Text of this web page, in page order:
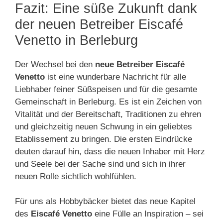
Fazit: Eine süße Zukunft dank
der neuen Betreiber Eiscafé
Venetto in Berleburg
Der Wechsel bei den neue Betreiber Eiscafé
Venetto ist eine wunderbare Nachricht für alle
Liebhaber feiner Süßspeisen und für die gesamte
Gemeinschaft in Berleburg. Es ist ein Zeichen von
Vitalität und der Bereitschaft, Traditionen zu ehren
und gleichzeitig neuen Schwung in ein geliebtes
Etablissement zu bringen. Die ersten Eindrücke
deuten darauf hin, dass die neuen Inhaber mit Herz
und Seele bei der Sache sind und sich in ihrer
neuen Rolle sichtlich wohlfühlen.
Für uns als Hobbybäcker bietet das neue Kapitel
des Eiscafé Venetto eine Fülle an Inspiration – sei